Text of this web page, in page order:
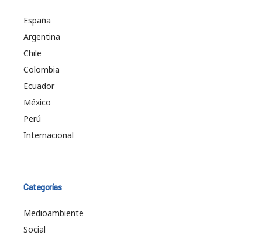
España
Argentina
Chile
Colombia
Ecuador
México
Perú
Internacional
Categorías
Medioambiente
Social